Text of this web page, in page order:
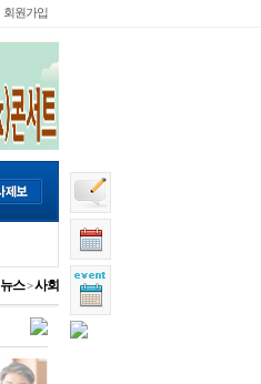
회원가입
뉴스>사회